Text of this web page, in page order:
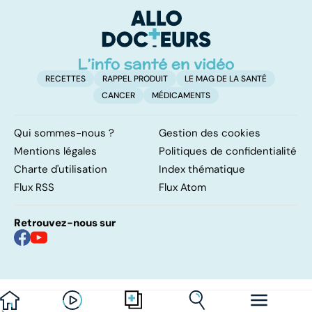
bactéries
RECETTES RAPPEL PRODUIT
LE MAG DE LA SANTÉ
CANCER
MÉDICAMENTS
Qui sommes-nous ?
Gestion des cookies
Mentions légales
Politiques de confidentialité
Charte d'utilisation
Index thématique
Flux RSS
Flux Atom
Retrouvez-nous sur